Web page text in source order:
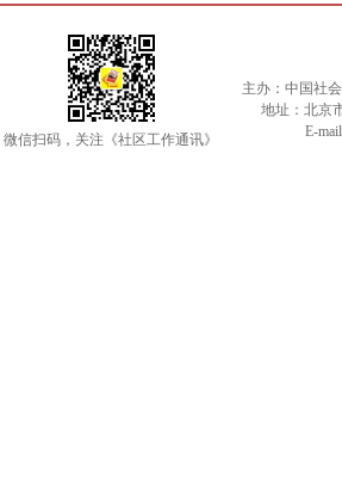
微信扫码，关注《社区工作通讯》
主办：中国社
地址：北京
E-